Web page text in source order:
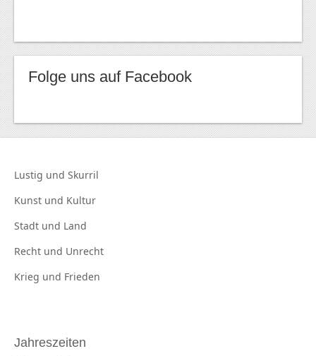
Folge uns auf Facebook
Lustig und Skurril
Kunst und Kultur
Stadt und Land
Recht und Unrecht
Krieg und Frieden
Jahreszeiten